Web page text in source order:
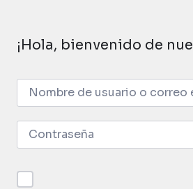
¡Hola, bienvenido de